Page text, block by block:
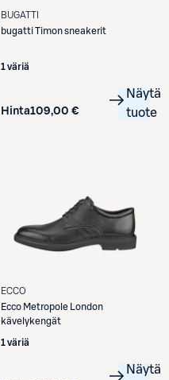
BUGATTI
bugattiTimon sneakerit
1 väriä
Hinta109,00 €
Näytä
tuote
ECCO
Ecco Metropole London
kävelykengät
1 väriä
Näytä